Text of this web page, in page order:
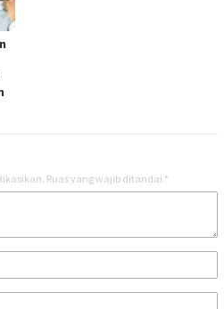
Ruas yang wajib ditandai *